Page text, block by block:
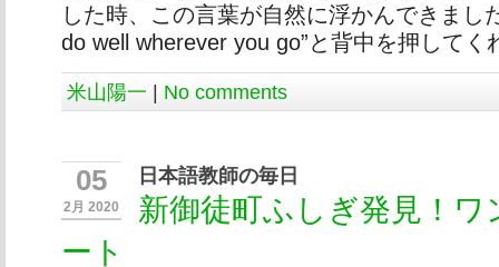
した時、この言葉が自然に浮かんできまし
do well wherever you go”と背中を押してく
米山陽一 | No comments
05
2月 2020
日本語教師の毎日
新御徒町ふしぎ発見！ワ
ート